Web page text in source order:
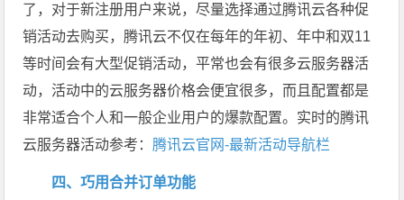
了，对于新注册用户来说，尽量选择通过腾讯云各种促
销活动去购买，腾讯云不仅在每年的年初、年中和双11
等时间会有大型促销活动，平常也会有很多云服务器活
动，活动中的云服务器价格会便宜很多，而且配置都是
非常适合个人和一般企业用户的爆款配置。实时的腾讯
云服务器活动参考： 腾讯云官网-最新活动导航栏
四、巧用合并订单功能